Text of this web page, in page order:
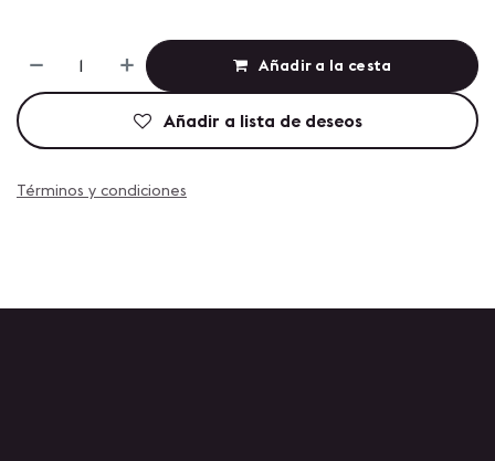
Añadir a la cesta
Añadir a lista de deseos
Términos y condiciones